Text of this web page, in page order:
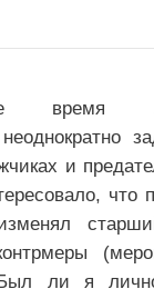
время
и
что
Был ли я